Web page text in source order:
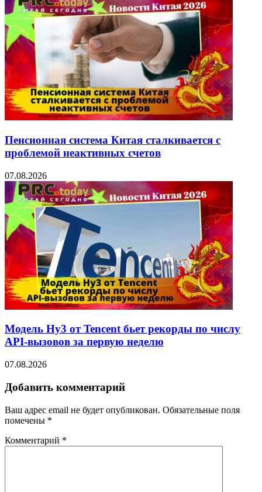
Пенсионная система Китая сталкивается с
проблемой неактивных счетов
07.08.2026
Модель Hy3 от Tencent бьет рекорды по числу
API-вызовов за первую неделю
07.08.2026
Добавить комментарий
Ваш адрес email не будет опубликован. Обязательные поля
помечены *
Комментарий *